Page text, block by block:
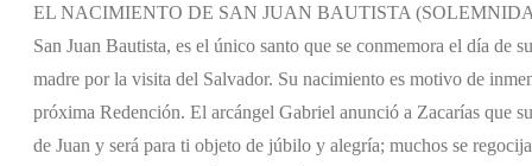
EL NACIMIENTO DE SAN JUAN BAUTISTA
San Juan Bautista, es el único santo que se conmemora el día de
madre por la visita del Salvador. Su nacimiento es motivo de
próxima Redención. El arcángel Gabriel anunció a Zacarías que
de Juan y será para ti objeto de júbilo y alegría; muchos se